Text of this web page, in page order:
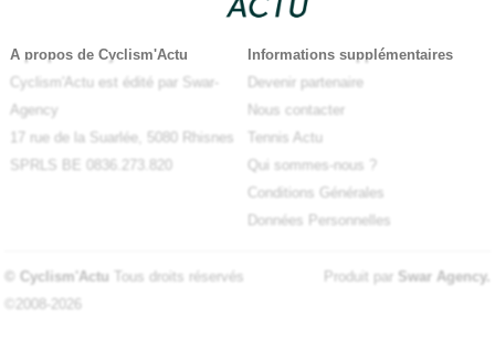
A propos de Cyclism'Actu
Cyclism'Actu est édité par Swar-
Agency
17 rue de la Suarlée, 5080 Rhisnes
SPRLS BE 0836.273.820
Informations supplémentaires
Devenir partenaire
Nous contacter
Tennis Actu
Qui sommes-nous ?
Conditions Générales
Données Personnelles
© Cyclism'Actu Tous droits réservés
©2008-2026
Produit par Swar Agency.